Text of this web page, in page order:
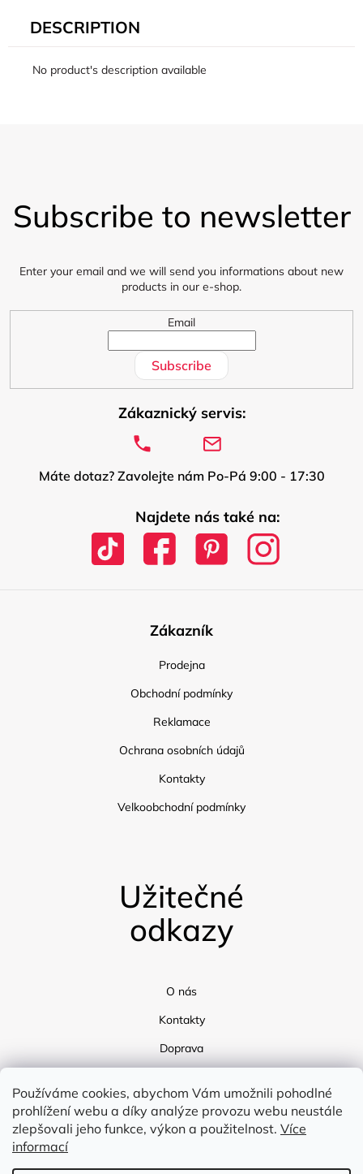
Používáme cookies, abychom Vám umožnili pohodlné
prohlížení webu a díky analýze provozu webu neustále
zlepšovali jeho funkce, výkon a použitelnost. Více
informací
DESCRIPTION
No product's description available
Subscribe to newsletter
Enter your email and we will send you informations about new
products in our e-shop.
Email
Subscribe
Zákaznický servis:
Máte dotaz? Zavolejte nám Po-Pá 9:00 - 17:30
Najdete nás také na:
Zákazník
Prodejna
Obchodní podmínky
Reklamace
Ochrana osobních údajů
Kontakty
Velkoobchodní podmínky
Užitečné
odkazy
O nás
Kontakty
Doprava